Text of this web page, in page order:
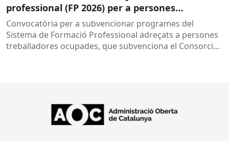
professional (FP 2026) per a persones
treballadores ocupades
Convocatòria per a subvencionar programes del
Sistema de Formació Professional adreçats a persones
treballadores ocupades, que subvenciona el Consorci